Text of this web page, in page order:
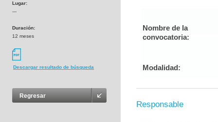
Lugar:
---
Duración:
12 meses
Descargar resultado de búsqueda
Regresar
Nombre de la
convocatoria:
Modalidad:
Responsable